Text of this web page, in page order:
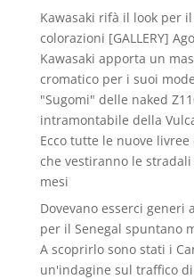
Kawasaki rifà il look per
colorazioni [GALLERY]
Kawasaki apporta un
cromatico per i suoi
"Sugomi" delle naked
intramontabile della
Ecco tutte le nuove
che vestiranno le
mesi
Dovevano esserci
per il Senegal spuntano
A scoprirlo sono stati i
un'indagine sul traffico